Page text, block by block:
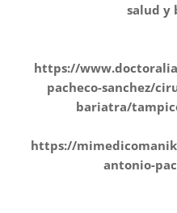
salud y
https://
pacheco-sanchez/
bariatra/
https://
antonio-